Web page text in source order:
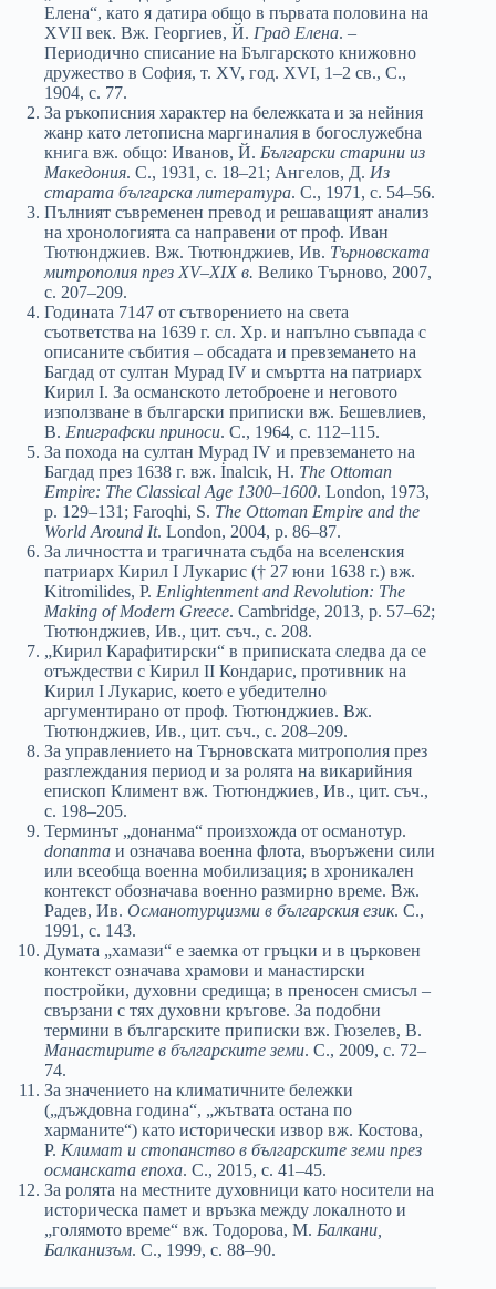
Елена“, като я датира общо в първата половина на
XVII век. Вж. Георгиев, Й. Град Елена. –
Периодично списание на Българското книжовно
дружество в София, т. XV, год. XVI, 1–2 св., С.,
1904, с. 77.
За ръкописния характер на бележката и за нейния
жанр като летописна маргиналия в богослужебна
книга вж. общо: Иванов, Й. Български старини из
Македония. С., 1931, с. 18–21; Ангелов, Д. Из
старата българска литература. С., 1971, с. 54–56.
Пълният съвременен превод и решаващият анализ
на хронологията са направени от проф. Иван
Тютюнджиев. Вж. Тютюнджиев, Ив. Търновската
митрополия през XV–XIX в. Велико Търново, 2007,
с. 207–209.
Годината 7147 от сътворението на света
съответства на 1639 г. сл. Хр. и напълно съвпада с
описаните събития – обсадата и превземането на
Багдад от султан Мурад IV и смъртта на патриарх
Кирил I. За османското летоброене и неговото
използване в български приписки вж. Бешевлиев,
В. Епиграфски приноси. С., 1964, с. 112–115.
За похода на султан Мурад IV и превземането на
Багдад през 1638 г. вж. İnalcık, H. The Ottoman
Empire: The Classical Age 1300–1600. London, 1973,
p. 129–131; Faroqhi, S. The Ottoman Empire and the
World Around It. London, 2004, p. 86–87.
За личността и трагичната съдба на вселенския
патриарх Кирил I Лукарис († 27 юни 1638 г.) вж.
Kitromilides, P. Enlightenment and Revolution: The
Making of Modern Greece. Cambridge, 2013, p. 57–62;
Тютюнджиев, Ив., цит. съч., с. 208.
„Кирил Карафитирски“ в приписката следва да се
отъждестви с Кирил II Кондарис, противник на
Кирил I Лукарис, което е убедително
аргументирано от проф. Тютюнджиев. Вж.
Тютюнджиев, Ив., цит. съч., с. 208–209.
За управлението на Търновската митрополия през
разглеждания период и за ролята на викарийния
епископ Климент вж. Тютюнджиев, Ив., цит. съч.,
с. 198–205.
Терминът „донанма“ произхожда от османотур.
donanma и означава военна флота, въоръжени сили
или всеобща военна мобилизация; в хроникален
контекст обозначава военно размирно време. Вж.
Радев, Ив. Османотурцизми в българския език. С.,
1991, с. 143.
Думата „хамази“ е заемка от гръцки и в църковен
контекст означава храмови и манастирски
постройки, духовни средища; в преносен смисъл –
свързани с тях духовни кръгове. За подобни
термини в българските приписки вж. Гюзелев, В.
Манастирите в българските земи. С., 2009, с. 72–
74.
За значението на климатичните бележки
(„дъждовна година“, „жътвата остана по
харманите“) като исторически извор вж. Костова,
Р. Климат и стопанство в българските земи през
османската епоха. С., 2015, с. 41–45.
За ролята на местните духовници като носители на
историческа памет и връзка между локалното и
„голямото време“ вж. Тодорова, М. Балкани,
Балканизъм. С., 1999, с. 88–90.